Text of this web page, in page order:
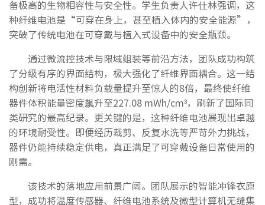
备极高的生物相容性与安全性。学生负责人许仕林强调，这
种纤维电池是“可穿在身上，甚至植入体内的安全能源”，
突破了传统电池在可穿戴与植入式设备中的安全瓶颈。
通过微流控技术与限域组装等前沿方法，团队成功构筑
了分级有序的界面结构，极大强化了纤维界面耦合。这一结
构创新将电活性材料负载量提升至惊人的8倍，最终使纤维
器件体积能量密度飙升至227.08 mWh/cm³，刷新了国际同
类研究的最高纪录。更关键的是，这种纤维电池展现出卓越
的环境耐受性。即便经历裁剪、反复水洗等严苛外力挑战，
器件仍能持续稳定供电，真正满足了可穿戴设备日常使用的
刚需。
该技术的落地应用前景广阔。团队展示的智能冲锋衣原
型，成功将温度传感器、纤维电池系统及微型计算机无缝集